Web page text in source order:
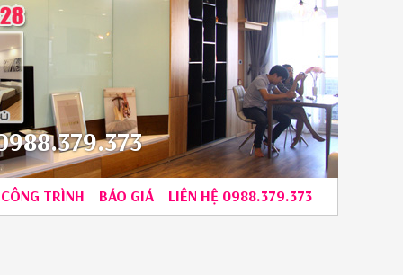
CÔNG TRÌNH BÁO GIÁ LIÊN HỆ 0988.379.373